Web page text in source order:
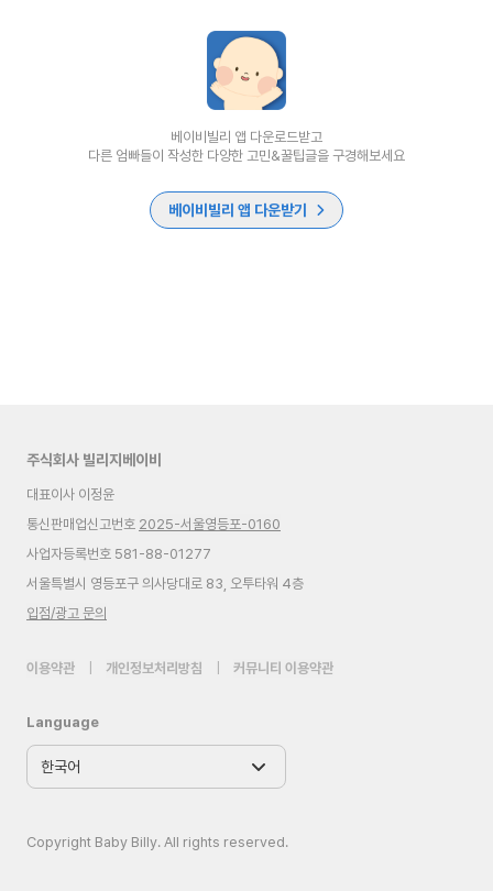
베이비빌리 앱 다운로드받고
다른 엄빠들이 작성한 다양한 고민&꿀팁글을 구경해보세요
베이비빌리 앱 다운받기
주식회사 빌리지베이비
대표이사 이정윤
통신판매업신고번호 2025-서울영등포-0160
사업자등록번호 581-88-01277
서울특별시 영등포구 의사당대로 83, 오투타워 4층
입점/광고 문의
이용약관 개인정보처리방침 커뮤니티 이용약관
Language
Copyright Baby Billy. All rights reserved.